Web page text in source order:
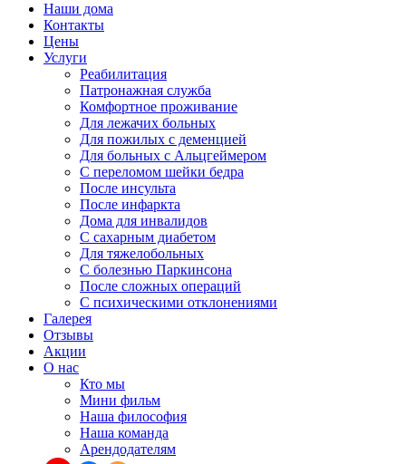
Наши дома
Контакты
Цены
Услуги
Реабилитация
Патронажная служба
Комфортное проживание
Для лежачих больных
Для пожилых с деменцией
Для больных с Альцгеймером
С переломом шейки бедра
После инсульта
После инфаркта
Дома для инвалидов
С сахарным диабетом
Для тяжелобольных
С болезнью Паркинсона
После сложных операций
С психическими отклонениями
Галерея
Отзывы
Акции
О нас
Кто мы
Мини фильм
Наша философия
Наша команда
Арендодателям